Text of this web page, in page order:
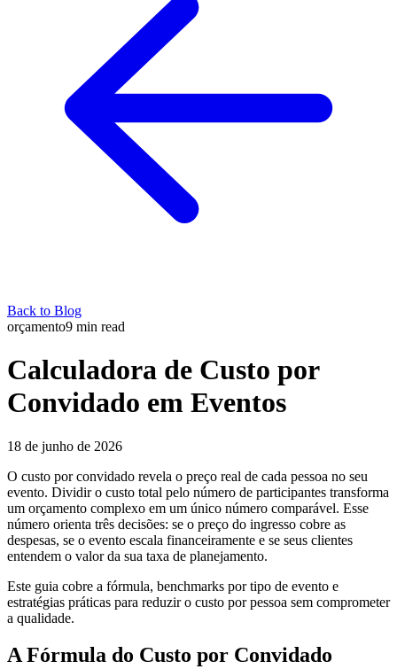
Back to Blog
orçamento9 min read
Calculadora de Custo por
Convidado em Eventos
18 de junho de 2026
O custo por convidado revela o preço real de cada pessoa no seu
evento. Dividir o custo total pelo número de participantes transforma
um orçamento complexo em um único número comparável. Esse
número orienta três decisões: se o preço do ingresso cobre as
despesas, se o evento escala financeiramente e se seus clientes
entendem o valor da sua taxa de planejamento.
Este guia cobre a fórmula, benchmarks por tipo de evento e
estratégias práticas para reduzir o custo por pessoa sem comprometer
a qualidade.
A Fórmula do Custo por Convidado